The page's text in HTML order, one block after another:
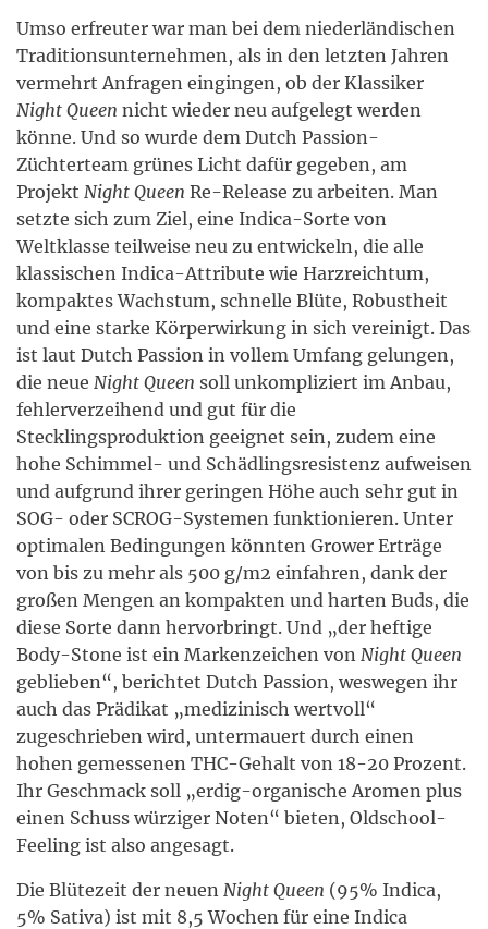
Umso erfreuter war man bei dem niederländischen
Traditionsunternehmen, als in den letzten Jahren
vermehrt Anfragen eingingen, ob der Klassiker
Night Queen nicht wieder neu aufgelegt werden
könne. Und so wurde dem Dutch Passion-
Züchterteam grünes Licht dafür gegeben, am
Projekt Night Queen Re-Release zu arbeiten. Man
setzte sich zum Ziel, eine Indica-Sorte von
Weltklasse teilweise neu zu entwickeln, die alle
klassischen Indica-Attribute wie Harzreichtum,
kompaktes Wachstum, schnelle Blüte, Robustheit
und eine starke Körperwirkung in sich vereinigt. Das
ist laut Dutch Passion in vollem Umfang gelungen,
die neue Night Queen soll unkompliziert im Anbau,
fehlerverzeihend und gut für die
Stecklingsproduktion geeignet sein, zudem eine
hohe Schimmel- und Schädlingsresistenz aufweisen
und aufgrund ihrer geringen Höhe auch sehr gut in
SOG- oder SCROG-Systemen funktionieren. Unter
optimalen Bedingungen könnten Grower Erträge
von bis zu mehr als 500 g/m2 einfahren, dank der
großen Mengen an kompakten und harten Buds, die
diese Sorte dann hervorbringt. Und „der heftige
Body-Stone ist ein Markenzeichen von Night Queen
geblieben“, berichtet Dutch Passion, weswegen ihr
auch das Prädikat „medizinisch wertvoll“
zugeschrieben wird, untermauert durch einen
hohen gemessenen THC-Gehalt von 18-20 Prozent.
Ihr Geschmack soll „erdig-organische Aromen plus
einen Schuss würziger Noten“ bieten, Oldschool-
Feeling ist also angesagt.
Die Blütezeit der neuen Night Queen (95% Indica,
5% Sativa) ist mit 8,5 Wochen für eine Indica